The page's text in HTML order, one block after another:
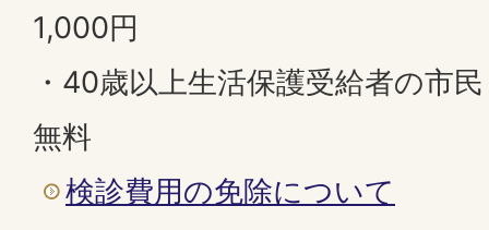
1,000円
・40歳以上生活保護受給者の市民
無料
検診費用の免除について